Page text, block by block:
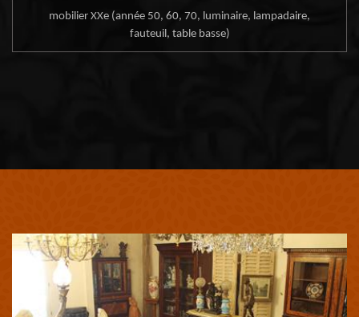
mobilier XXe (année 50, 60, 70, luminaire, lampadaire,
fauteuil, table basse)